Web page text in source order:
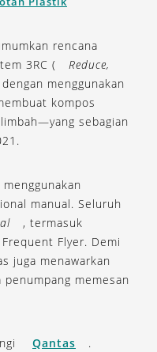
rencana
3RC (
Reduce,
menggunakan
kompos
sebagian
manual. Seluruh
, termasuk
Flyer. Demi
juga menawarkan
memesan
Qantas .